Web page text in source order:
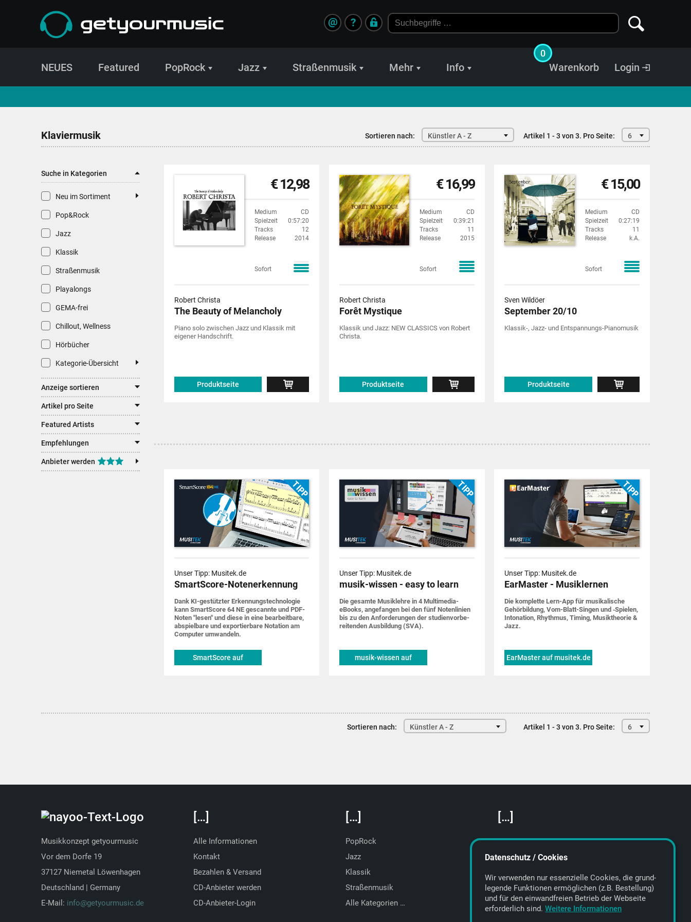
?
@
NEUES Featured PopRock Jazz Straßenmusik Mehr Info Login
Warenkorb
0
Klaviermusik Sortieren nach: Künstler A - Z Artikel 1 - 3 von 3. Pro Seite: 6
Suche in Kategorien
Neu im Sortiment
Pop&Rock
Jazz
Klassik
Straßenmusik
Playalongs
GEMA-frei
Chillout, Wellness
Hörbücher
Kategorie-Übersicht
Anzeige sortieren
Artikel pro Seite
Featured Artists
Empfehlungen
Anbieter werden
€ 12,98
Medium
CD
Spielzeit
0:57:20
Tracks
12
Release
2014
Sofort
Robert Christa
The Beauty of Melancholy
Piano solo zwischen Jazz und Klassik mit
eigener Handschrift.
Produktseite
€ 16,99
Medium
CD
Spielzeit
0:39:21
Tracks
11
Release
2015
Sofort
Robert Christa
Forêt Mystique
Klassik und Jazz: NEW CLASSICS von Robert
Christa.
Produktseite
€ 15,00
Medium
CD
Spielzeit
0:27:19
Tracks
11
Release
k.A.
Sofort
Sven Wildöer
September 20/10
Klassik-, Jazz- und Entspannungs-Pianomusik
Produktseite
Unser Tipp: Musitek.de
SmartScore-Notenerkennung
Dank KI-gestützter Erkennungs­techno­logie
kann SmartScore 64 NE gescannte und PDF-
Noten "lesen" und diese in eine bearbeit­bare,
abspiel­bare und expor­tier­bare Notation am
Computer um­wandeln.
SmartScore auf
Unser Tipp: Musitek.de
musik-wissen - easy to learn
Die gesamte Musik­lehre in 4 Multimedia-
eBooks, ange­fangen bei den fünf Noten­linien
bis zu den Anforde­rungen der studien­vorbe­
rei­tenden Ausbildung (SVA).
musik-wissen auf
Unser Tipp: Musitek.de
EarMaster - Musiklernen
Die komplette Lern-App für musi­ka­lische
Gehör­bildung, Vom-Blatt-Singen und ‑Spielen,
Into­nation, Rhythmus, Timing, Musik­theorie &
Jazz.
EarMaster auf musitek.de
Sortieren nach: Künstler A - Z Artikel 1 - 3 von 3. Pro Seite: 6
Musikkonzept getyourmusic
Vor dem Dorfe 19
37127 Niemetal Löwenhagen
Deutschland | Germany
E-Mail: info@getyourmusic.de
[…]
Alle Informationen
Kontakt
Bezahlen & Versand
CD-Anbieter werden
CD-Anbieter-Login
[…]
PopRock
Jazz
Klassik
Straßenmusik
Alle Kategorien …
[…]
Featured Artists
About getyourmusic
Datenschutz / Cookies
Wir verwenden nur essenzielle Cookies, die grund­
legende Funktionen ermöglichen (z.B. Bestellung)
und für den einwand­freien Betrieb der Webseite
erforderlich sind. Weitere Informationen